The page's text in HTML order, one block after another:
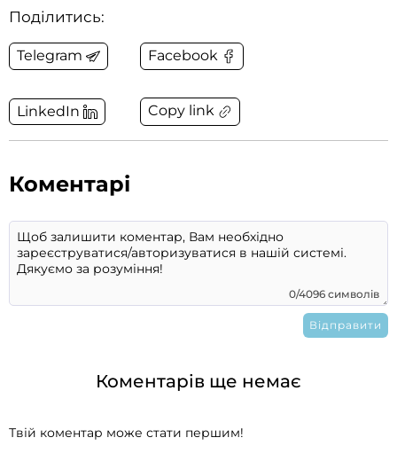
Поділитись:
Telegram Facebook
LinkedIn Copy link
Коментарі
0/4096 символів
Коментарів ще немає
Твій коментар може стати першим!